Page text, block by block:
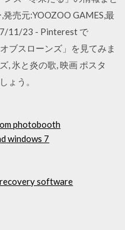
売元:YOOZOO GAMES,最
11/23 - Pinterest で
ブスローンズ」を見てみま
, 氷と炎の歌, 映画 ポスタ
ょう。
photobooth
windows 7
software